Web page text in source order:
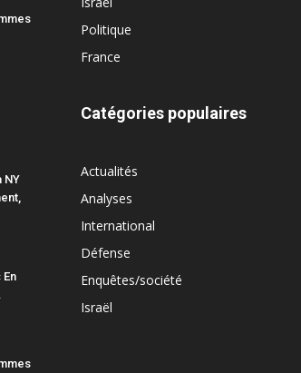
NY
Politique
France
Catégories populaires
Actualités
Analyses
International
Défense
Enquêtes/société
Israël